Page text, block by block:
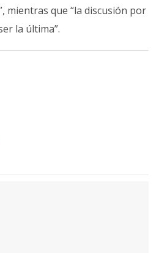
mientras que “la discusión por
la última”.